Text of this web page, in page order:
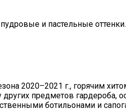
и пастельные оттенки.
2020–2021 г., горячим
других предметов
ботильонами и